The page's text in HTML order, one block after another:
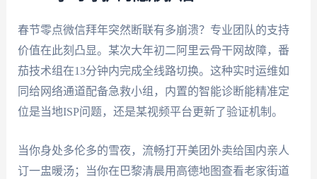
春节零点微信拜年突然断联有多崩溃？专业团队的支持
价值在此刻凸显。某次大年初二阿里云骨干网故障，番
茄技术组在13分钟内完成全线路切换。这种实时运维如
同给网络通道配备急救小组，内置的智能诊断能精准定
位是当地ISP问题，还是某视频平台更新了验证机制。
当你身处多伦多的雪夜，流畅打开美团外卖给国内亲人
订一盅暖汤；当你在巴黎清晨用高德地图查看老家街道